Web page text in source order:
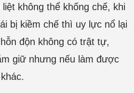
không thể khống chế, khi
bị kiềm chế thì uy lực nổ lại
độn không có trật tự,
giữ nhưng nếu làm được